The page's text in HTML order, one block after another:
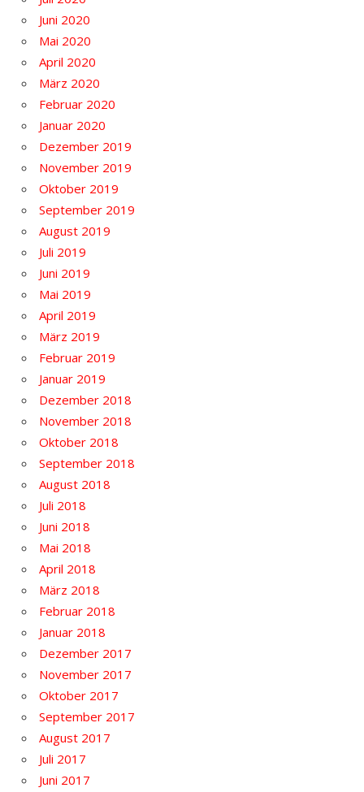
Juni 2020
Mai 2020
April 2020
März 2020
Februar 2020
Januar 2020
Dezember 2019
November 2019
Oktober 2019
September 2019
August 2019
Juli 2019
Juni 2019
Mai 2019
April 2019
März 2019
Februar 2019
Januar 2019
Dezember 2018
November 2018
Oktober 2018
September 2018
August 2018
Juli 2018
Juni 2018
Mai 2018
April 2018
März 2018
Februar 2018
Januar 2018
Dezember 2017
November 2017
Oktober 2017
September 2017
August 2017
Juli 2017
Juni 2017